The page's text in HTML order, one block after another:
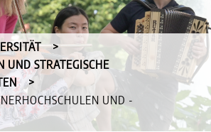
UND STRATEGISCHE
UND -